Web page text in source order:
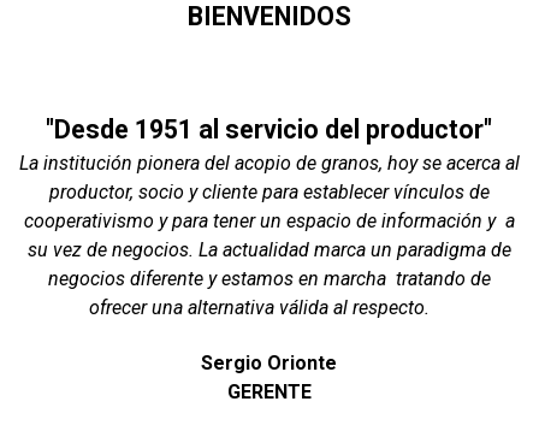
BIENVENIDOS
"Desde 1951 al servicio del productor"
La institución pionera del acopio de granos, hoy se acerca al
productor, socio y cliente para establecer vínculos de
cooperativismo y para tener un espacio de información y a
su vez de negocios. La actualidad marca un paradigma de
negocios diferente y estamos en marcha tratando de
ofrecer una alternativa válida al respecto.
Sergio Orionte
GERENTE